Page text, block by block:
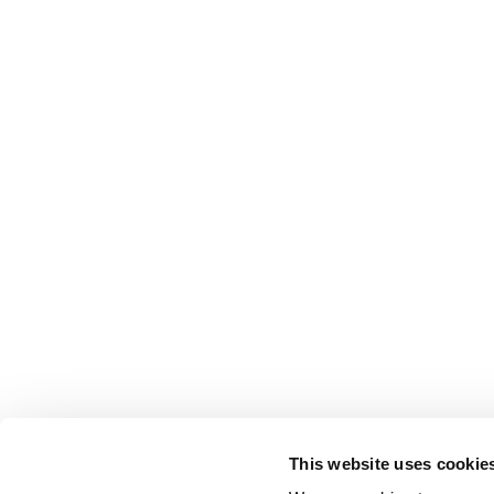
This website uses